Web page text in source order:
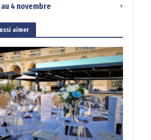
4 novembre
aimer